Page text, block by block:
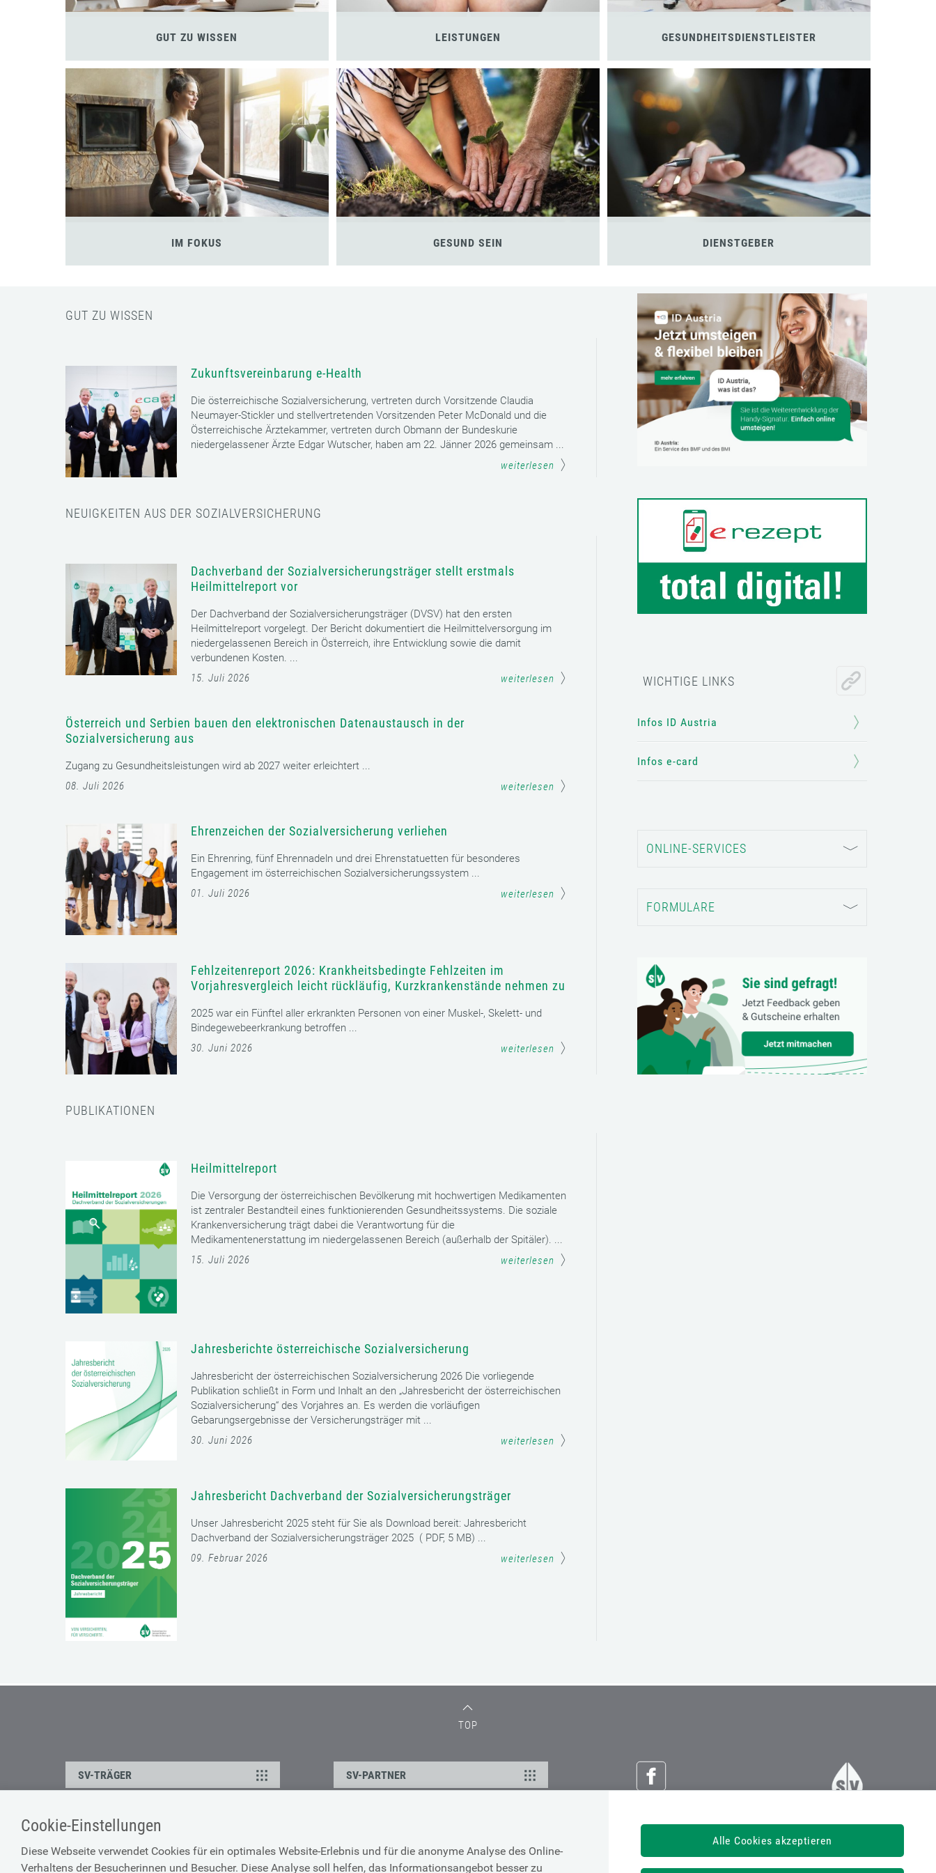
Cookie-Einstellungen
Diese Webseite verwendet Cookies für ein optimales Website-Erlebnis und für die anonyme Analyse des Online-
Verhaltens der Besucherinnen und Besucher. Diese Analyse soll helfen, das Informationsangebot besser zu
Alle Cookies akzeptieren
GUT ZU WISSEN LEISTUNGEN GESUNDHEITSDIENSTLEISTER
IM FOKUS GESUND SEIN DIENSTGEBER
WICHTIGE LINKS
Infos ID Austria
Infos e-card
ONLINE-SERVICES
FORMULARE
GUT ZU WISSEN
Zukunftsvereinbarung e-Health
Die österreichische Sozialversicherung, vertreten durch Vorsitzende Claudia
Neumayer-Stickler und stellvertretenden Vorsitzenden Peter McDonald und die
Österreichische Ärztekammer, vertreten durch Obmann der Bundeskurie
niedergelassener Ärzte Edgar Wutscher, haben am 22. Jänner 2026 gemeinsam ...
weiterlesen
NEUIGKEITEN AUS DER SOZIALVERSICHERUNG
Dachverband der Sozialversicherungsträger stellt erstmals
Heilmittelreport vor
Der Dachverband der Sozialversicherungsträger (DVSV) hat den ersten
Heilmittelreport vorgelegt. Der Bericht dokumentiert die Heilmittelversorgung im
niedergelassenen Bereich in Österreich, ihre Entwicklung sowie die damit
verbundenen Kosten. ...
15. Juli 2026
weiterlesen
Österreich und Serbien bauen den elektronischen Datenaustausch in der
Sozialversicherung aus
Zugang zu Gesundheitsleistungen wird ab 2027 weiter erleichtert ...
08. Juli 2026
weiterlesen
Ehrenzeichen der Sozialversicherung verliehen
Ein Ehrenring, fünf Ehrennadeln und drei Ehrenstatuetten für besonderes
Engagement im österreichischen Sozialversicherungssystem ...
01. Juli 2026
weiterlesen
Fehlzeitenreport 2026: Krankheitsbedingte Fehlzeiten im
Vorjahresvergleich leicht rückläufig, Kurzkrankenstände nehmen zu
2025 war ein Fünftel aller erkrankten Personen von einer Muskel-, Skelett- und
Bindegewebeerkrankung betroffen ...
30. Juni 2026
weiterlesen
PUBLIKATIONEN
Heilmittelreport
Die Versorgung der österreichischen Bevölkerung mit hochwertigen Medikamenten
ist zentraler Bestandteil eines funktionierenden Gesundheitssystems. Die soziale
Krankenversicherung trägt dabei die Verantwortung für die
Medikamentenerstattung im niedergelassenen Bereich (außerhalb der Spitäler). ...
15. Juli 2026
weiterlesen
Jahresberichte österreichische Sozialversicherung
Jahresbericht der österreichischen Sozialversicherung 2026 Die vorliegende
Publikation schließt in Form und Inhalt an den „Jahresbericht der österreichischen
Sozialversicherung“ des Vorjahres an. Es werden die vorläufigen
Gebarungsergebnisse der Versicherungsträger mit ...
30. Juni 2026
weiterlesen
Jahresbericht Dachverband der Sozialversicherungsträger
Unser Jahresbericht 2025 steht für Sie als Download bereit: Jahresbericht
Dachverband der Sozialversicherungsträger 2025 ( PDF, 5 MB) ...
09. Februar 2026
weiterlesen
TOP
Österreichische Sozialversicherung
Dachverband der Sozialversicherungsträger
SV-TRÄGER SV-PARTNER
ÜBER UNS
Kontakt
Barrierefreiheitserklärung
Cookie-Erklärung